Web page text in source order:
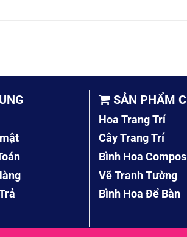
SẢN PHẨM
Hoa Trang Trí
Cây Trang Trí
Bình Hoa
Vẽ Tranh Tường
Bình Hoa Để Bàn